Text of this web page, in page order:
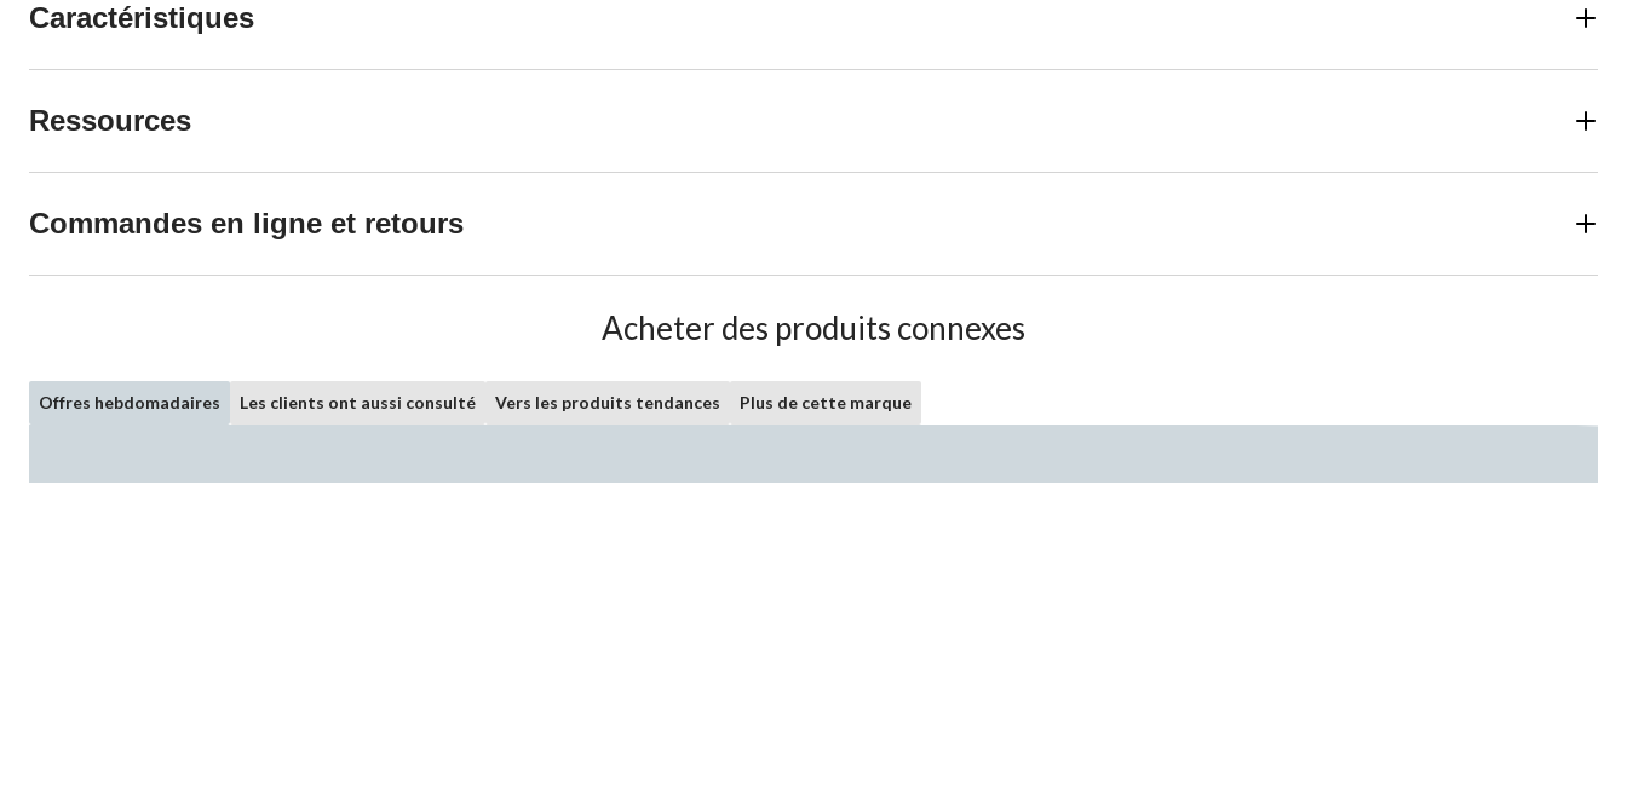
Caractéristiques
Ressources
Commandes en ligne et retours
Acheter des produits connexes
Offres hebdomadaires Les clients ont aussi consulté Vers les produits tendances Plus de cette marque